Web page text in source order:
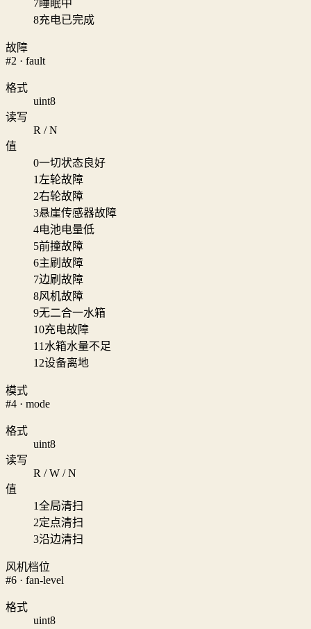
7睡眠中
8充电已完成
故障
#2 · fault
格式
uint8
读写
R / N
值
0一切状态良好
1 左轮故障
2右轮故障
3悬崖传感器故障
4电池电量低
5前撞故障
6主刷故障
7边刷故障
8风机故障
9无二合一水箱
10充电故障
11 水箱水量不足
12设备离地
模式
#4 · mode
格式
uint8
读写
R / W / N
值
1全局清扫
2定点清扫
3沿边清扫
风机档位
#6 · fan-level
格式
uint8